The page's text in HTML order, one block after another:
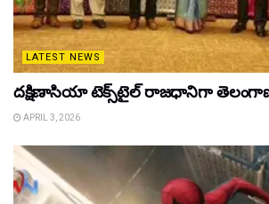
LATEST NEWS
దక్షిణాసియా టెక్స్‌టైల్ రాజధానిగా
APRIL 3, 2026